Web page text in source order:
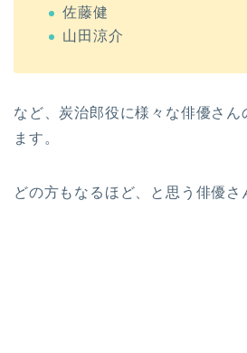
佐藤健
山田涼介
など、炭治郎役に様々な俳優さん
ます。
どの方もなるほど、と思う俳優さ